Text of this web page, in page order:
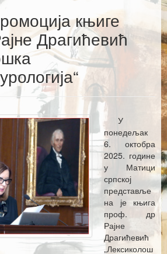
књиге
Драгићевић
У
понедељак
6. октобра
2025. године
у Матици
српској
представље
на је књига
проф. др
Рајне
Драгићевић
„Лексиколош